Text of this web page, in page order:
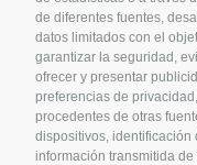
de diferentes fuentes,
datos limitados con el
garantizar la seguridad,
ofrecer y presentar
preferencias de
procedentes de otras
dispositivos, identificación
información transmitida